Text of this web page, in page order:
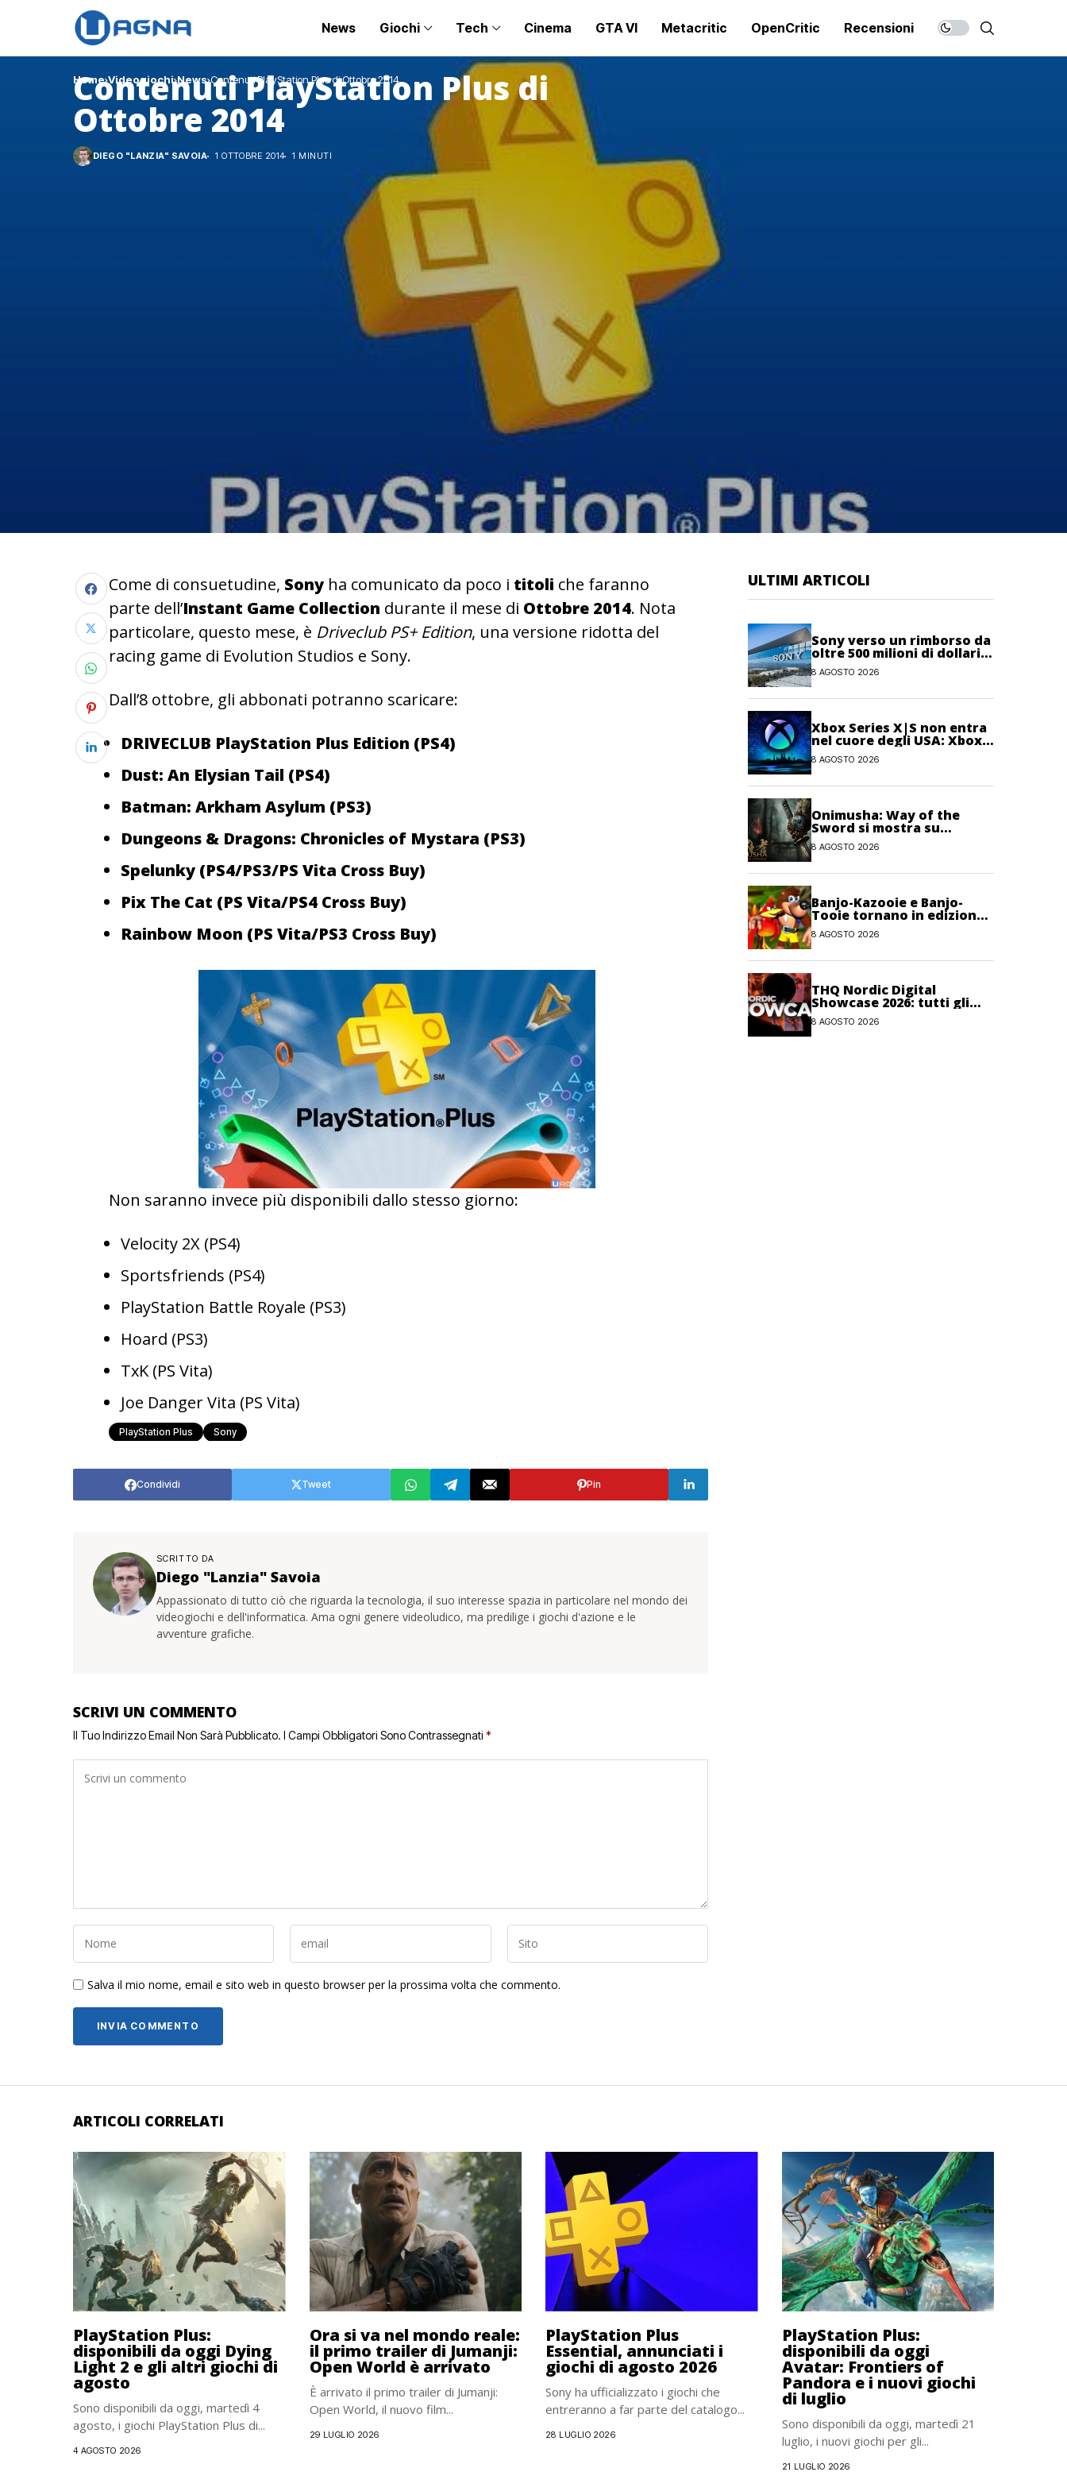
News Giochi Tech Cinema GTA VI Metacritic OpenCritic Recensioni
Home Videogiochi News Contenuti PlayStation Plus di Ottobre 2014
Contenuti PlayStation Plus di
Ottobre 2014
DIEGO "LANZIA" SAVOIA 1 OTTOBRE 2014 1 MINUTI
Come di consuetudine, Sony ha comunicato da poco i titoli che faranno
parte dell’Instant Game Collection durante il mese di Ottobre 2014. Nota
particolare, questo mese, è Driveclub PS+ Edition, una versione ridotta del
racing game di Evolution Studios e Sony.
Dall’8 ottobre, gli abbonati potranno scaricare:
DRIVECLUB PlayStation Plus Edition (PS4)
Dust: An Elysian Tail (PS4)
Batman: Arkham Asylum (PS3)
Dungeons & Dragons: Chronicles of Mystara (PS3)
Spelunky (PS4/PS3/PS Vita Cross Buy)
Pix The Cat (PS Vita/PS4 Cross Buy)
Rainbow Moon (PS Vita/PS3 Cross Buy)
Non saranno invece più disponibili dallo stesso giorno:
Velocity 2X (PS4)
Sportsfriends (PS4)
PlayStation Battle Royale (PS3)
Hoard (PS3)
TxK (PS Vita)
Joe Danger Vita (PS Vita)
PlayStation Plus Sony
Condividi Tweet Pin
SCRITTO DA
Diego "Lanzia" Savoia
Appassionato di tutto ciò che riguarda la tecnologia, il suo interesse spazia in particolare nel mondo dei
videogiochi e dell'informatica. Ama ogni genere videoludico, ma predilige i giochi d'azione e le
avventure grafiche.
SCRIVI UN COMMENTO
Il Tuo Indirizzo Email Non Sarà Pubblicato. I Campi Obbligatori Sono Contrassegnati *
Salva il mio nome, email e sito web in questo browser per la prossima volta che commento.
ULTIMI ARTICOLI
Sony verso un rimborso da
oltre 500 milioni di dollari
negli USA per dazi
illegittimi
8 AGOSTO 2026
Xbox Series X|S non entra
nel cuore degli USA: Xbox
One avrebbe ancora più
giocatori attivi
8 AGOSTO 2026
Onimusha: Way of the
Sword si mostra su
Nintendo Switch 2
8 AGOSTO 2026
Banjo-Kazooie e Banjo-
Tooie tornano in edizione
fisica su Evercade a
ottobre
8 AGOSTO 2026
THQ Nordic Digital
Showcase 2026: tutti gli
annunci, i trailer e le
novità dell’evento
8 AGOSTO 2026
ARTICOLI CORRELATI
PlayStation Plus:
disponibili da oggi Dying
Light 2 e gli altri giochi di
agosto
Sono disponibili da oggi, martedì 4
agosto, i giochi PlayStation Plus di...
4 AGOSTO 2026
Ora si va nel mondo reale:
il primo trailer di Jumanji:
Open World è arrivato
È arrivato il primo trailer di Jumanji:
Open World, il nuovo film...
29 LUGLIO 2026
PlayStation Plus
Essential, annunciati i
giochi di agosto 2026
Sony ha ufficializzato i giochi che
entreranno a far parte del catalogo...
28 LUGLIO 2026
PlayStation Plus:
disponibili da oggi
Avatar: Frontiers of
Pandora e i nuovi giochi
di luglio
Sono disponibili da oggi, martedì 21
luglio, i nuovi giochi per gli...
21 LUGLIO 2026